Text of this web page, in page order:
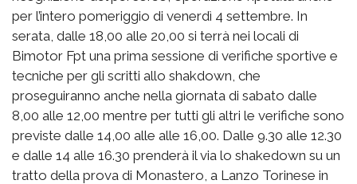
per l’intero pomeriggio di venerdì 4 settembre. In
serata, dalle 18,00 alle 20,00 si terrà nei locali di
Bimotor Fpt una prima sessione di verifiche sportive e
tecniche per gli scritti allo shakdown, che
proseguiranno anche nella giornata di sabato dalle
8,00 alle 12,00 mentre per tutti gli altri le verifiche sono
previste dalle 14,00 alle alle 16,00. Dalle 9.30 alle 12.30
e dalle 14 alle 16.30 prenderà il via lo shakedown su un
tratto della prova di Monastero, a Lanzo Torinese in